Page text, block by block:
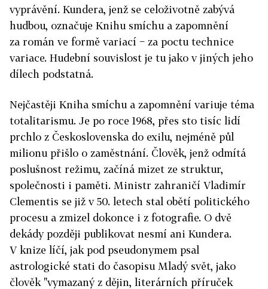
vyprávění. Kundera, jenž se celoživotně zabývá
hudbou, označuje Knihu smíchu a zapomnění
za román ve formě variací − za poctu technice
variace. Hudební souvislost je tu jako v jiných jeho
dílech podstatná.
Nejčastěji Kniha smíchu a zapomnění variuje téma
totalitarismu. Je po roce 1968, přes sto tisíc lidí
prchlo z Československa do exilu, nejméně půl
milionu přišlo o zaměstnání. Člověk, jenž odmítá
poslušnost režimu, začíná mizet ze struktur,
společnosti i paměti. Ministr zahraničí Vladimír
Clementis se již v 50. letech stal obětí politického
procesu a zmizel dokonce i z fotografie. O dvě
dekády později publikovat nesmí ani Kundera.
V knize líčí, jak pod pseudonymem psal
astrologické stati do časopisu Mladý svět, jako
člověk "vymazaný z dějin, literárních příruček